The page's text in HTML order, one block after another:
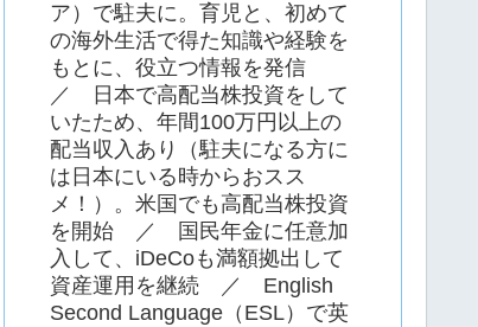
ア）で駐夫に。育児と、初めて
の海外生活で得た知識や経験を
もとに、役立つ情報を発信
／ 日本で高配当株投資をして
いたため、年間100万円以上の
配当収入あり（駐夫になる方に
は日本にいる時からおスス
メ！）。米国でも高配当株投資
を開始 ／ 国民年金に任意加
入して、iDeCoも満額拠出して
資産運用を継続 ／ English
Second Language（ESL）で英